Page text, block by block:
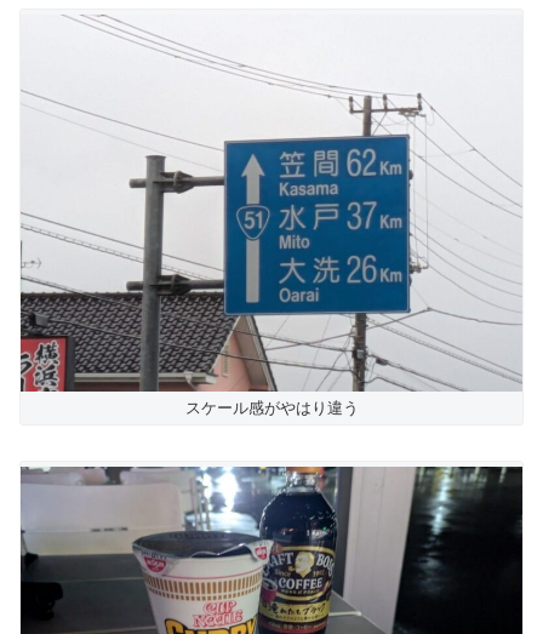
スケール感がやはり違う